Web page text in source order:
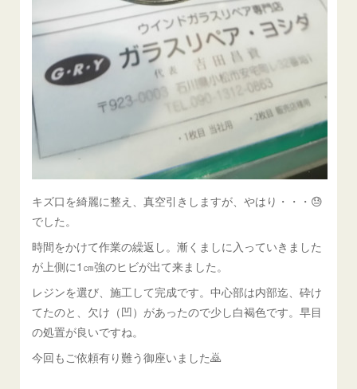
キズ口を綺麗に整え、真空引きしますが、やはり・・・😓
でした。
時間をかけて作業の繰返し。漸くましに入っていきました
が上側に1㎝強のヒビが出て来ました。
レジンを選び、施工して完成です。中心部は内部迄、砕け
てたのと、欠け（凹）があったので少し白褐色です。早目
の処置が良いですね。
今回もご依頼有り難う御座いました🙇